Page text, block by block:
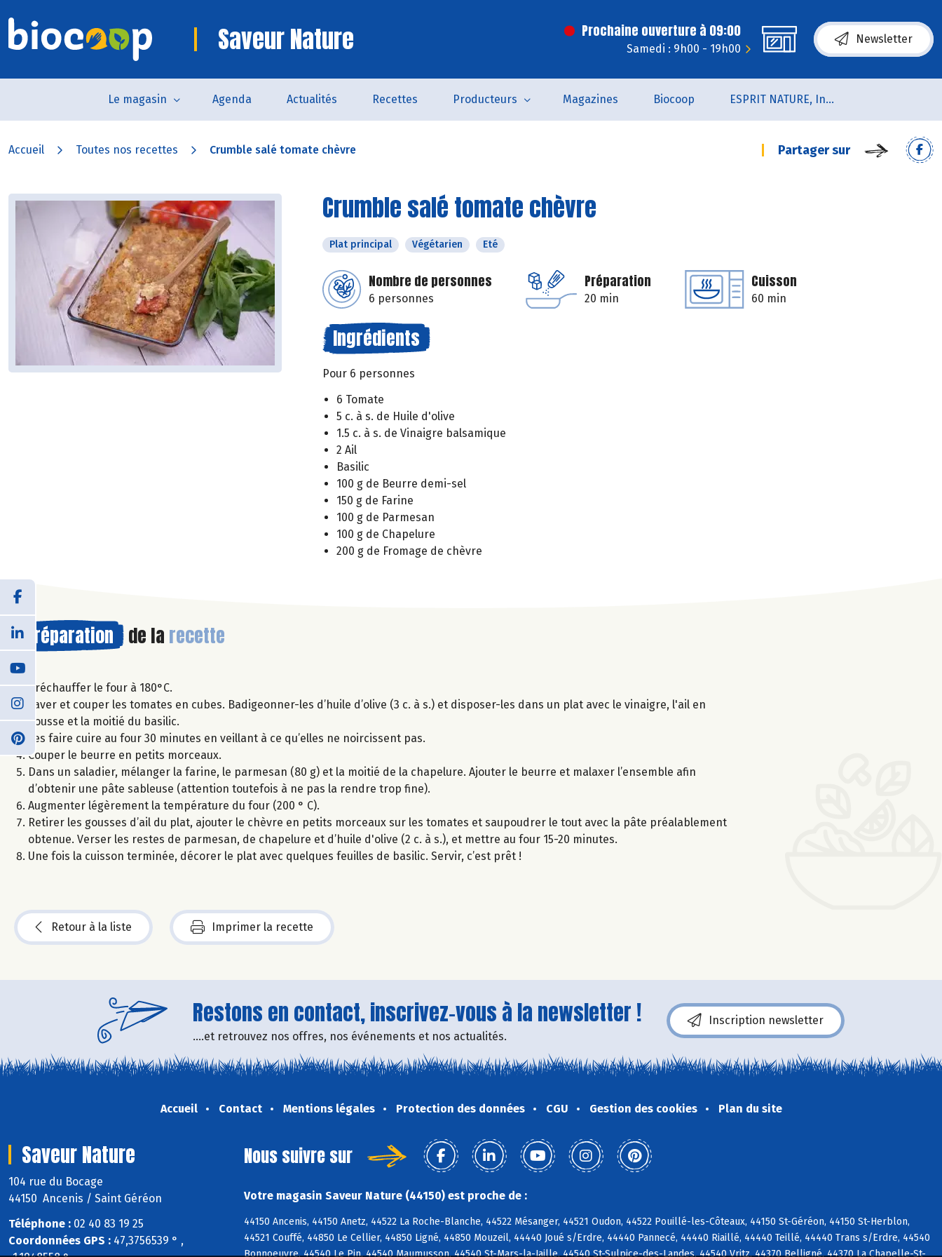
Saveur Nature Prochaine ouverture à 09:00
Samedi : 9h00 - 19h00
Newsletter
Le magasin Agenda Actualités Recettes Producteurs Magazines Biocoop ESPRIT NATURE, Institut de Beauté et de Bien-être
Accueil Toutes nos recettes Crumble salé tomate chèvre Partager sur
Crumble salé tomate chèvre
Plat principal Végétarien Eté
Nombre de personnes
6 personnes
Préparation
20 min
Cuisson
60 min
Ingrédients
Pour 6 personnes
6 Tomate
5 c. à s. de Huile d'olive
1.5 c. à s. de Vinaigre balsamique
2 Ail
Basilic
100 g de Beurre demi-sel
150 g de Farine
100 g de Parmesan
100 g de Chapelure
200 g de Fromage de chèvre
Préparation de la recette
Préchauffer le four à 180°C.
Laver et couper les tomates en cubes. Badigeonner-les d’huile d’olive (3 c. à s.) et disposer-les dans un plat avec le vinaigre, l'ail en
gousse et la moitié du basilic.
Les faire cuire au four 30 minutes en veillant à ce qu’elles ne noircissent pas.
Couper le beurre en petits morceaux.
Dans un saladier, mélanger la farine, le parmesan (80 g) et la moitié de la chapelure. Ajouter le beurre et malaxer l’ensemble afin
d’obtenir une pâte sableuse (attention toutefois à ne pas la rendre trop fine).
Augmenter légèrement la température du four (200 ° C).
Retirer les gousses d’ail du plat, ajouter le chèvre en petits morceaux sur les tomates et saupoudrer le tout avec la pâte préalablement
obtenue. Verser les restes de parmesan, de chapelure et d’huile d'olive (2 c. à s.), et mettre au four 15-20 minutes.
Une fois la cuisson terminée, décorer le plat avec quelques feuilles de basilic. Servir, c’est prêt !
Retour à la liste Imprimer la recette
Restons en contact, inscrivez-vous à la newsletter !
....et retrouvez nos offres, nos événements et nos actualités.
Inscription newsletter
Accueil Contact Mentions légales Protection des données CGU Gestion des cookies Plan du site
Saveur Nature
104 rue du Bocage
44150 Ancenis / Saint Géréon
Téléphone : 02 40 83 19 25
Coordonnées GPS : 47,3756539 ° ,
Nous suivre sur
Votre magasin Saveur Nature (44150) est proche de :
44150 Ancenis, 44150 Anetz, 44522 La Roche-Blanche, 44522 Mésanger, 44521 Oudon, 44522 Pouillé-les-Côteaux, 44150 St-Géréon, 44150 St-Herblon,
44521 Couffé, 44850 Le Cellier, 44850 Ligné, 44850 Mouzeil, 44440 Joué s/Erdre, 44440 Pannecé, 44440 Riaillé, 44440 Teillé, 44440 Trans s/Erdre, 44540
Bonnoeuvre, 44540 Le Pin, 44540 Maumusson, 44540 St-Mars-la-Jaille, 44540 St-Sulpice-des-Landes, 44540 Vritz, 44370 Belligné, 44370 La Chapelle-St-